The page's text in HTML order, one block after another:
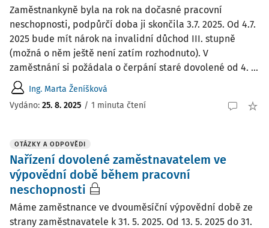
Zaměstnankyně byla na rok na dočasné pracovní
neschopnosti, podpůrčí doba ji skončila 3.7. 2025. Od 4.7.
2025 bude mít nárok na invalidní důchod III. stupně
(možná o něm ještě není zatím rozhodnuto). V
zaměstnání si požádala o čerpání staré dovolené od 4. ...
Ing. Marta Ženíšková
Vydáno: 25. 8. 2025 / 1 minuta čtení
OTÁZKY A ODPOVĚDI
Nařízení dovolené zaměstnavatelem ve
výpovědní době během pracovní
neschopnosti
Máme zaměstnance ve dvouměsíční výpovědní době ze
strany zaměstnavatele k 31. 5. 2025. Od 13. 5. 2025 do 31.